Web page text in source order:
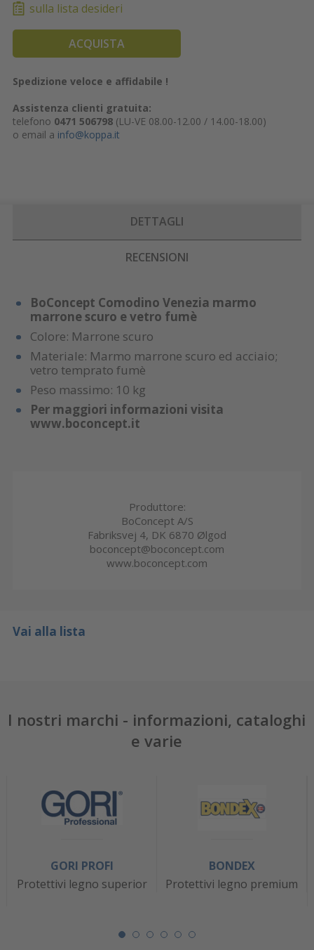
sulla lista desideri
ACQUISTA
Spedizione veloce e affidabile !
Assistenza clienti gratuita:
telefono 0471 506798(LU-VE 08.00-12.00 / 14.00-18.00)
o email a info@koppa.it
DETTAGLI
RECENSIONI
BoConcept Comodino Venezia marmo
marrone scuro e vetro fumè
Colore: Marrone scuro
Materiale: Marmo marrone scuro ed acciaio;
vetro temprato fumè
Peso massimo: 10 kg
Per maggiori informazioni visita
www.boconcept.it
Produttore:
BoConcept A/S
Fabriksvej 4, DK 6870 Ølgod
boconcept@boconcept.com
www.boconcept.com
Vai alla lista
I nostri marchi - informazioni, cataloghi
e varie
GORI PROFI
Protettivi legno superior
BONDEX
Protettivi legno premium